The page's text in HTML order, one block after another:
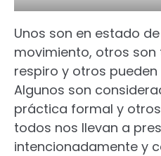
Unos son en estado
movimiento, otros
respiro y otros
Algunos son
práctica formal y
todos nos llevan a
intencionadamente y